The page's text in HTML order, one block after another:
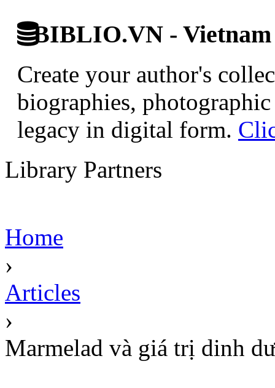
BIBLIO.VN -
Create your author's
biographies,
legacy in digital form.
Library Partners
Home
›
Articles
›
Marmelad và giá trị dinh